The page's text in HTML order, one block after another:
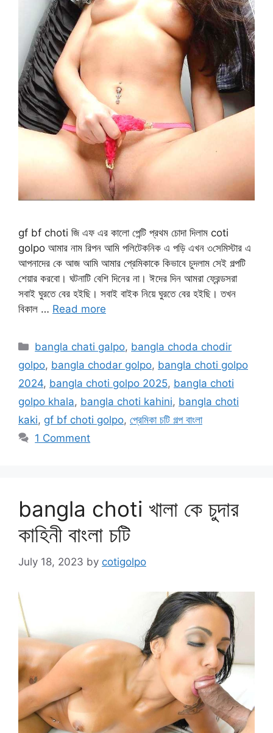
gf bf choti জি এফ এর কালো পেন্টি প্রথম চোদা দিলাম coti
golpo আমার নাম রিপন আমি পলিটেকনিক এ পড়ি এখন ৩সেমিস্টার এ
আপনাদের কে আজ আমি আমার প্রেমিকাকে কিভাবে চুদলাম সেই গল্পটি
শেয়ার করবো। ঘটনাটি বেশি দিনের না। ঈদের দিন আমরা ফ্রেন্ডসরা
সবাই ঘুরতে বের হইছি। সবাই বাইক নিয়ে ঘুরতে বের হইছি। তখন
বিকাল … Read more
Categories
bangla chati galpo, bangla choda chodir
golpo, bangla chodar golpo, bangla choti golpo
2024, bangla choti golpo 2025, bangla choti
golpo khala, bangla choti kahini, bangla choti
kaki, gf bf choti golpo, প্রেমিকা চটি গল্প বাংলা
1 Comment
bangla choti খালা কে চুদার
কাহিনী বাংলা চটি
July 18, 2023 by cotigolpo